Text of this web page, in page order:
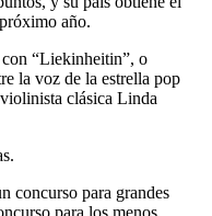
año.
con “Liekinheitin”, o
la voz de la estrella pop
clásica Linda
concurso para grandes
para los menos